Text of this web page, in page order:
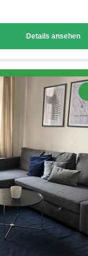
Details ansehen